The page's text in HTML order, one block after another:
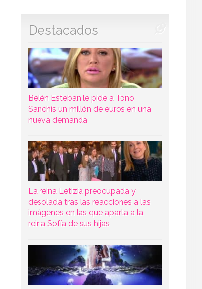
Destacados
Belén Esteban le pide a Toño
Sanchís un millón de euros en una
nueva demanda
La reina Letizia preocupada y
desolada tras las reacciones a las
imágenes en las que aparta a la
reina Sofía de sus hijas